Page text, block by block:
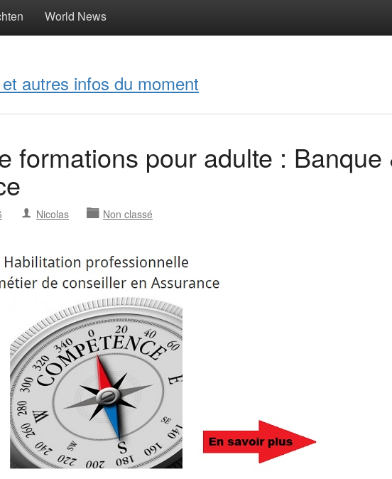
World News
autres infos du moment
formations pour adulte : Banque
Nicolas Non classé